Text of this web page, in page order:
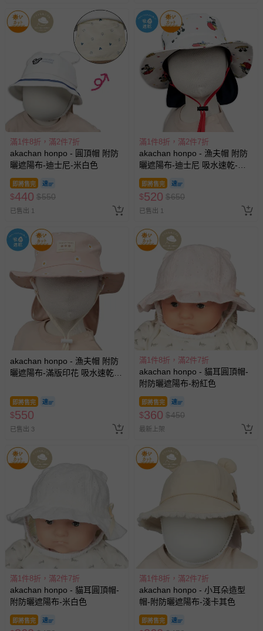
滿1件8折，滿2件7折
akachan honpo - 圓頂帽 附防
曬遮陽布-迪士尼-米白色
即將售完
$440 $550
已售出 1
滿1件8折，滿2件7折
akachan honpo - 漁夫帽 附防
曬遮陽布-迪士尼 吸水速乾-米
白色
即將售完
$520 $650
已售出 1
akachan honpo - 漁夫帽 附防
曬遮陽布-滿版印花 吸水速乾-
即將售完
$550
已售出 3
滿1件8折，滿2件7折
akachan honpo - 貓耳圓頂帽-
附防曬遮陽布-粉紅色
即將售完
$360 $450
最新上架
滿1件8折，滿2件7折
akachan honpo - 貓耳圓頂帽-
附防曬遮陽布-米白色
即將售完
滿1件8折，滿2件7折
akachan honpo - 小耳朵造型
帽-附防曬遮陽布-淺卡其色
即將售完